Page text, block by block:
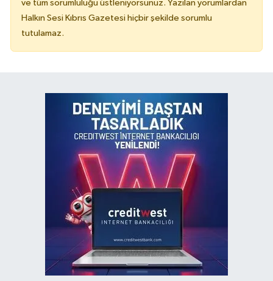
ve tüm sorumluluğu üstleniyorsunuz. Yazılan yorumlardan
Halkın Sesi Kıbrıs Gazetesi hiçbir şekilde sorumlu
tutulamaz.